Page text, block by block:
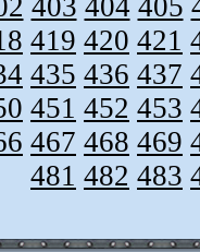
403 404 405
419 420 421
435 436 437
451 452 453
467 468 469
481 482 483